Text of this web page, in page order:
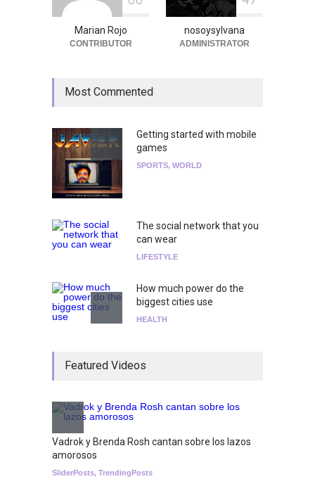
Marian Rojo
CONTRIBUTOR
nosoysylvana
ADMINISTRATOR
Most Commented
Getting started with mobile
games
SPORTS, WORLD
The social network that you
can wear
LIFESTYLE
How much power do the
biggest cities use
HEALTH
el show de Richie O'Farrill
becoming a reality
Featured Videos
Vadrok y Brenda Rosh cantan sobre los lazos
amorosos
SliderPosts, TrendingPosts